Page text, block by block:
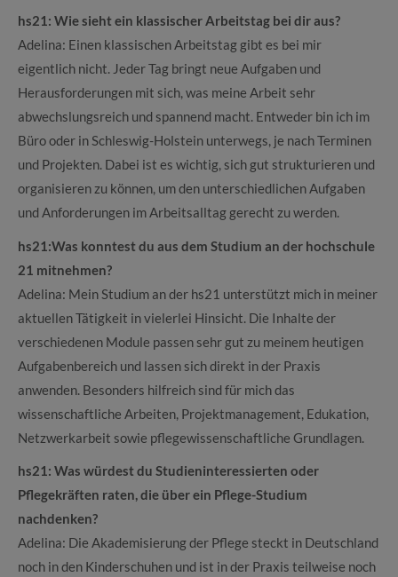
hs21: Wie sieht ein klassischer Arbeitstag bei dir aus?
Adelina: Einen klassischen Arbeitstag gibt es bei mir
eigentlich nicht. Jeder Tag bringt neue Aufgaben und
Herausforderungen mit sich, was meine Arbeit sehr
abwechslungsreich und spannend macht. Entweder bin ich im
Büro oder in Schleswig-Holstein unterwegs, je nach Terminen
und Projekten. Dabei ist es wichtig, sich gut strukturieren und
organisieren zu können, um den unterschiedlichen Aufgaben
und Anforderungen im Arbeitsalltag gerecht zu werden.
hs21:Was konntest du aus dem Studium an der hochschule
21 mitnehmen?
Adelina: Mein Studium an der hs21 unterstützt mich in meiner
aktuellen Tätigkeit in vielerlei Hinsicht. Die Inhalte der
verschiedenen Module passen sehr gut zu meinem heutigen
Aufgabenbereich und lassen sich direkt in der Praxis
anwenden. Besonders hilfreich sind für mich das
wissenschaftliche Arbeiten, Projektmanagement, Edukation,
Netzwerkarbeit sowie pflegewissenschaftliche Grundlagen.
hs21: Was würdest du Studieninteressierten oder
Pflegekräften raten, die über ein Pflege-Studium
nachdenken?
Adelina: Die Akademisierung der Pflege steckt in Deutschland
noch in den Kinderschuhen und ist in der Praxis teilweise noch